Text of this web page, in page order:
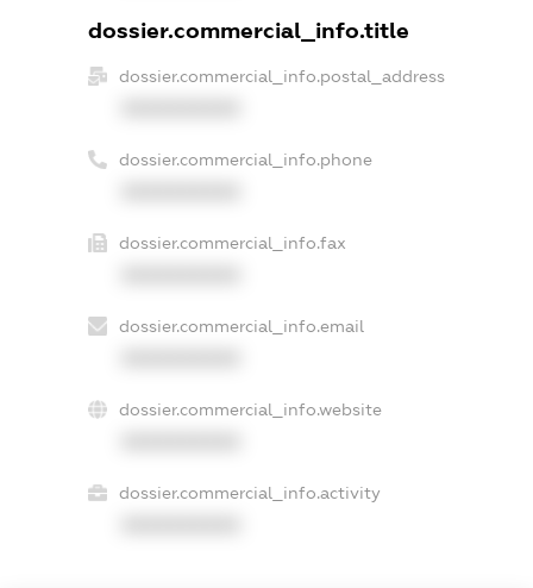
dossier.commercial_info.title
dossier.commercial_info.postal_address
dossier.commercial_info.phone
dossier.commercial_info.fax
dossier.commercial_info.email
dossier.commercial_info.website
dossier.commercial_info.activity